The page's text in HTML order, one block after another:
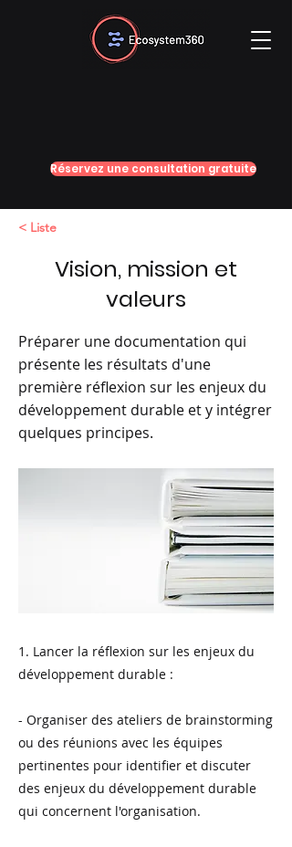
Réservez une consultation gratuite
< Liste
Vision, mission et
valeurs
Préparer une documentation qui
présente les résultats d'une
première réflexion sur les enjeux du
développement durable et y intégrer
quelques principes.
1. Lancer la réflexion sur les enjeux du
développement durable :
- Organiser des ateliers de brainstorming
ou des réunions avec les équipes
pertinentes pour identifier et discuter
des enjeux du développement durable
qui concernent l'organisation.